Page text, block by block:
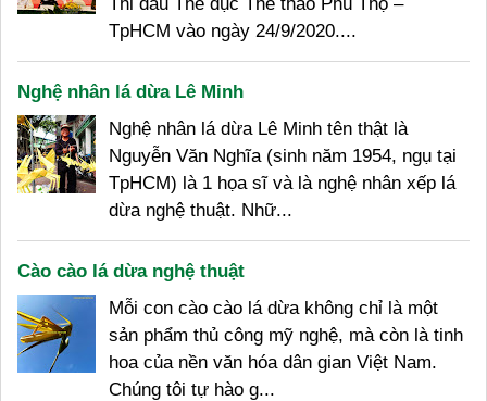
TpHCM vào ngày 24/9/2020....
Nghệ nhân lá dừa Lê Minh
Nghệ nhân lá dừa Lê Minh tên thật là
Nguyễn Văn Nghĩa (sinh năm 1954, ngụ tại
TpHCM) là 1 họa sĩ và là nghệ nhân xếp lá
dừa nghệ thuật. Nhữ...
Cào cào lá dừa nghệ thuật
Mỗi con cào cào lá dừa không chỉ là một
sản phẩm thủ công mỹ nghệ, mà còn là tinh
hoa của nền văn hóa dân gian Việt Nam.
Chúng tôi tự hào g...